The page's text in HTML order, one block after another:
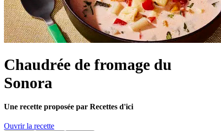
Chaudrée de fromage du
Sonora
Une recette proposée par Recettes d'ici
Ouvrir la recette